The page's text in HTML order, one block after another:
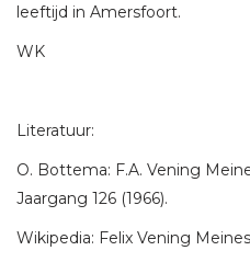
leeftijd in Amersfoort.
WK
Literatuur:
O. Bottema: F.A. Vening
Jaargang 126 (1966).
Wikipedia: Felix Vening